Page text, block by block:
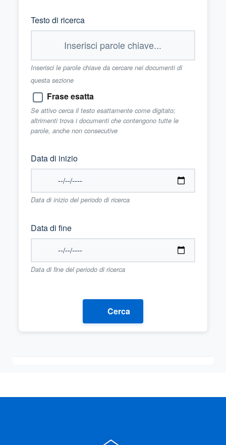
Testo di ricerca
Inserisci le parole chiave da cercare nei documenti di
questa sezione
Frase esatta
Se attivo cerca il testo esattamente come digitato;
altrimenti trova i documenti che contengono tutte le
parole, anche non consecutive
Data di inizio
Data di inizio del periodo di ricerca
Data di fine
Data di fine del periodo di ricerca
Cerca